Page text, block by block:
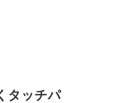
タッチパ